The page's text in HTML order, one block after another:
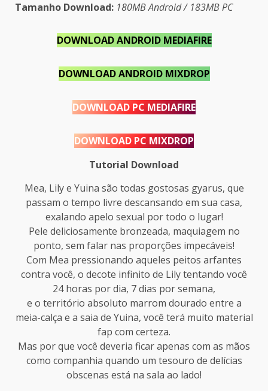
Tamanho Download: 180MB Android / 183MB PC
DOWNLOAD ANDROID MEDIAFIRE
DOWNLOAD ANDROID MIXDROP
DOWNLOAD PC MEDIAFIRE
DOWNLOAD PC MIXDROP
Tutorial Download
Mea, Lily e Yuina são todas gostosas gyarus, que
passam o tempo livre descansando em sua casa,
exalando apelo sexual por todo o lugar!
Pele deliciosamente bronzeada, maquiagem no
ponto, sem falar nas proporções impecáveis!
Com Mea pressionando aqueles peitos arfantes
contra você, o decote infinito de Lily tentando você
24 horas por dia, 7 dias por semana,
e o território absoluto marrom dourado entre a
meia-calça e a saia de Yuina, você terá muito material
fap com certeza.
Mas por que você deveria ficar apenas com as mãos
como companhia quando um tesouro de delícias
obscenas está na sala ao lado!